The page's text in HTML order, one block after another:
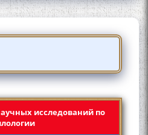
исследований по